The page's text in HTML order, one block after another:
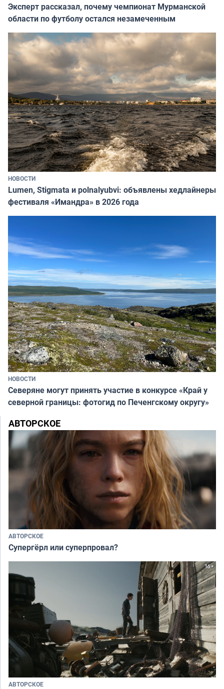
Эксперт рассказал, почему чемпионат Мурманской
области по футболу остался незамеченным
НОВОСТИ
Lumen, Stigmata и polnalyubvi: объявлены хедлайнеры
фестиваля «Имандра» в 2026 года
НОВОСТИ
Северяне могут принять участие в конкурсе «Край у
северной границы: фотогид по Печенгскому округу»
АВТОРСКОЕ
АВТОРСКОЕ
Супергёрл или суперпровал?
АВТОРСКОЕ